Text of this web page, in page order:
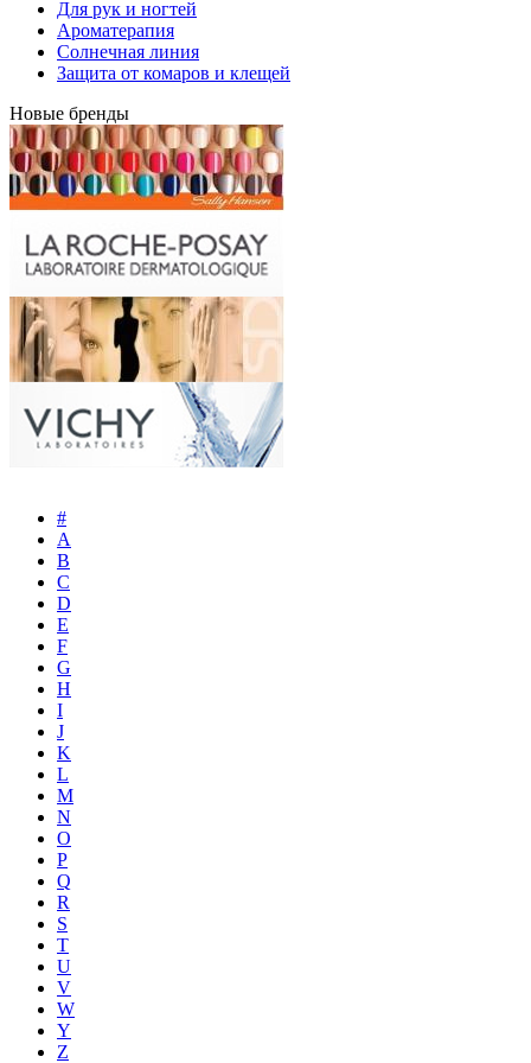
Для рук и ногтей
Ароматерапия
Солнечная линия
Защита от комаров и клещей
Новые бренды
#
A
B
C
D
E
F
G
H
I
J
K
L
M
N
O
P
Q
R
S
T
U
V
W
Y
Z